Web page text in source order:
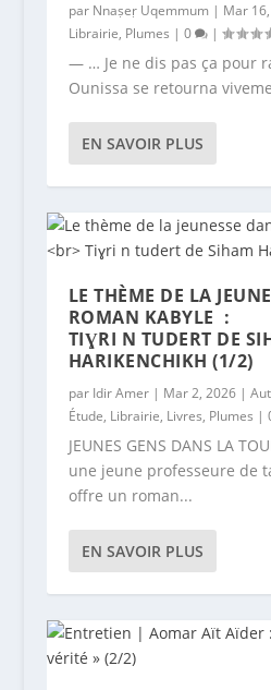
par Nnaṣeṛ Uqemmum| Mar
Librairie, Plumes | 0 |
— … Je ne dis pas ça pour
Ounissa se retourna
EN SAVOIR PLUS
LE THÈME DE LA
ROMAN KABYLE :
TIƔRI N TUDERT DE
HARIKENCHIKH (1/2)
par Idir Amer| Mar 2, 2026|
Étude, Librairie, Livres, Plumes |
JEUNES GENS DANS LA
une jeune professeure de
offre un roman...
EN SAVOIR PLUS